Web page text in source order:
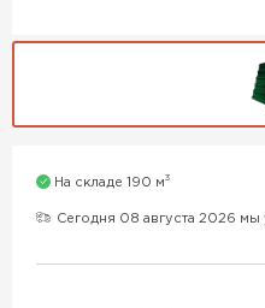
На складе 190 м3
Сегодня 08 августа 2026 мы